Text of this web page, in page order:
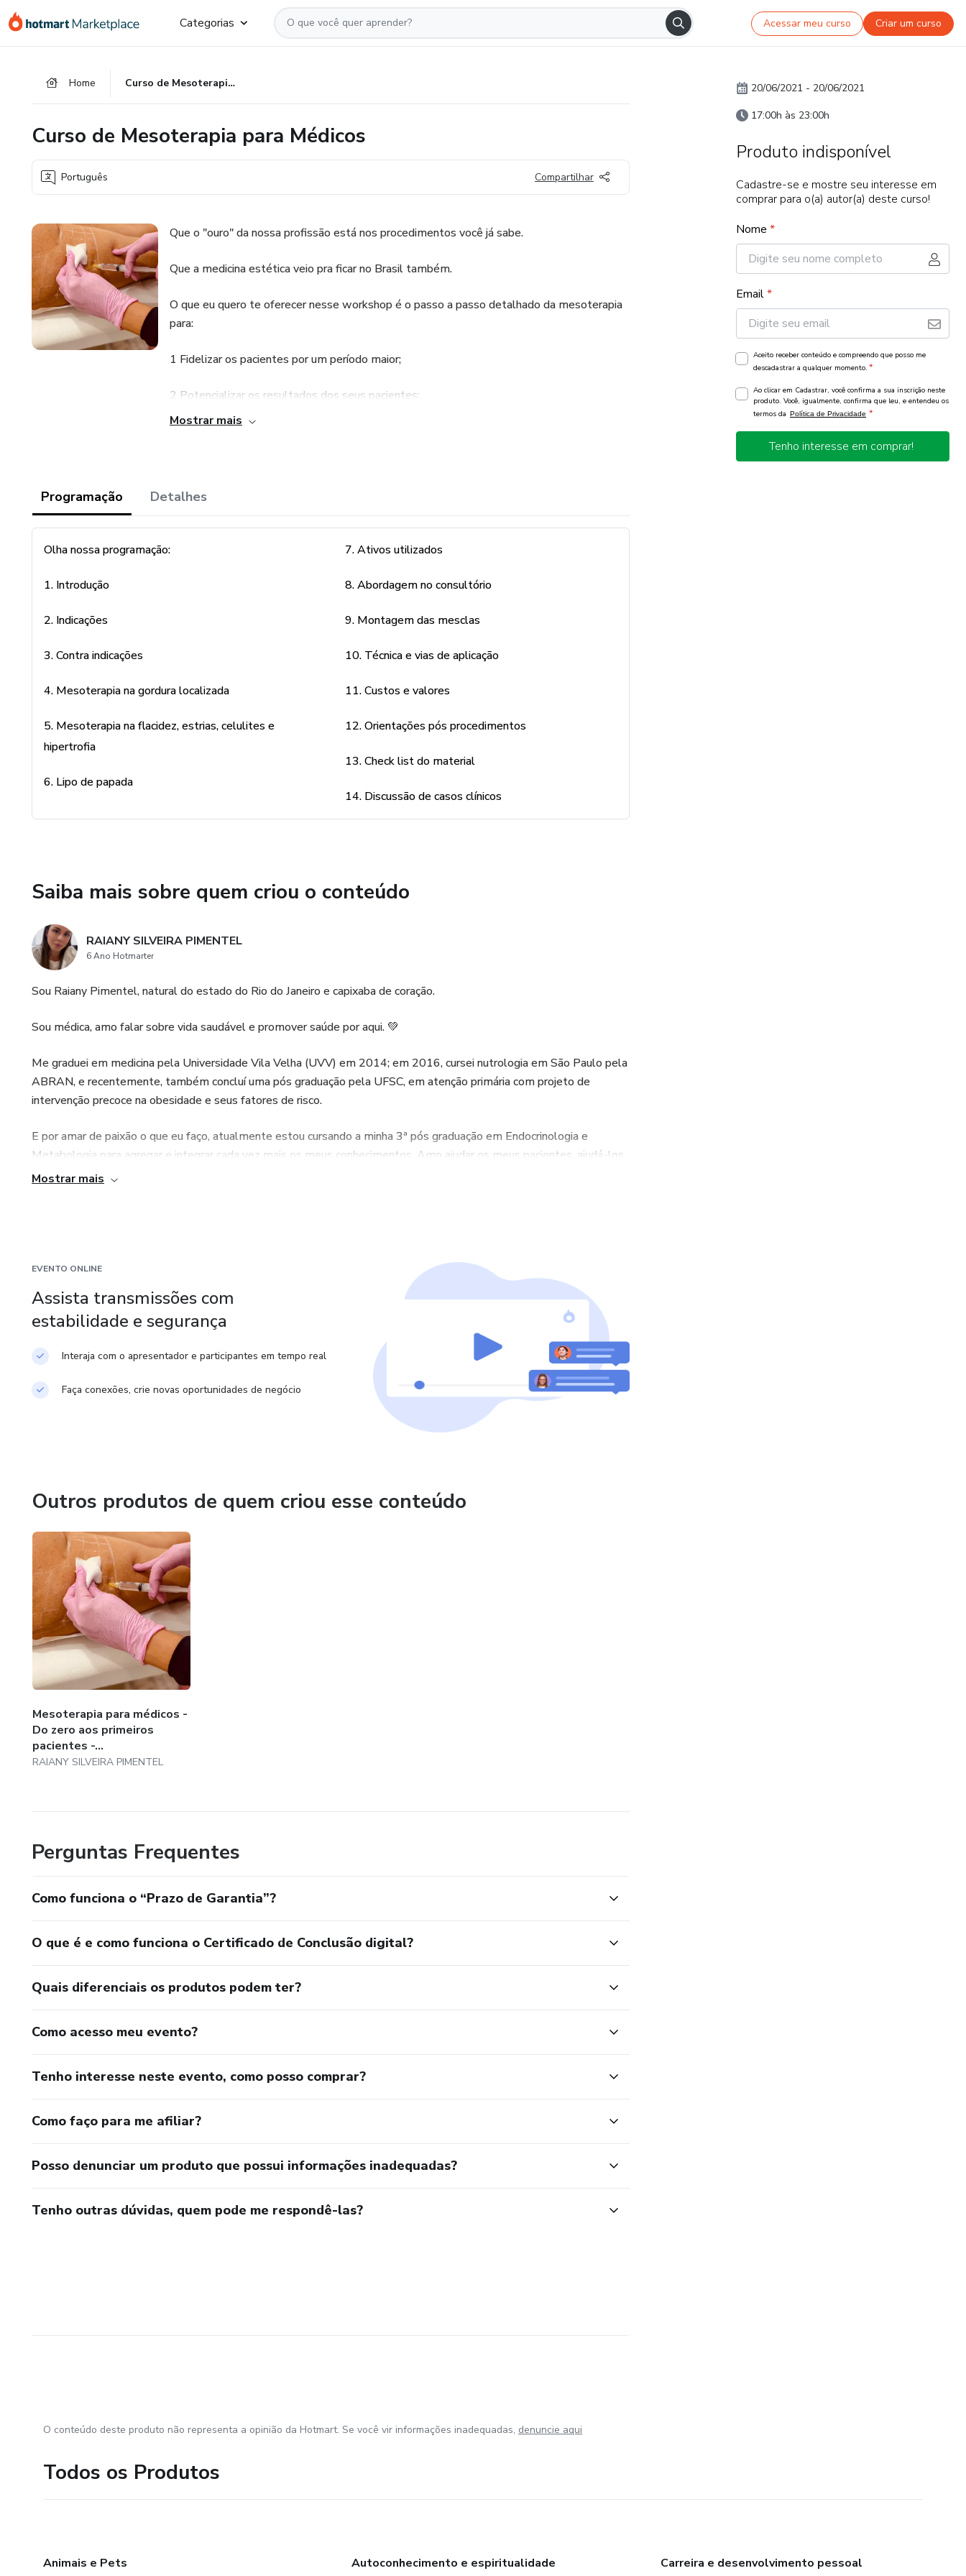
para
para
para
Categorias Acessar meu curso Criar um curso
Home Curso de Mesoterapia para Médicos
Curso de Mesoterapia para Médicos
Português Compartilhar
Que o "ouro" da nossa profissão está nos procedimentos você já sabe.
Que a medicina estética veio pra ficar no Brasil também.
O que eu quero te oferecer nesse workshop é o passo a passo detalhado da mesoterapia
para:
1 Fidelizar os pacientes por um período maior;
2 Potencializar os resultados dos seus pacientes;
E fica ainda melhor, se você cobrar o menor valor que eu sugiro no workshop, e em 6
O evento será ao vivo, com um momento destinado a dúvidas e discussão de casos
Vamos manter todo o conteúdo à sua disposição por mais um ano, para que você possa
consultar quantas vezes quiser nesse período.
que você possa realizar o seu marketing no seu Instagram e atrair pacientes para o seu
Mostrar mais
Programação Detalhes
Olha nossa programação:
1. Introdução
2. Indicações
3. Contra indicações
4. Mesoterapia na gordura localizada
5. Mesoterapia na flacidez, estrias, celulites e
hipertrofia
6. Lipo de papada
7. Ativos utilizados
8. Abordagem no consultório
9. Montagem das mesclas
10. Técnica e vias de aplicação
11. Custos e valores
12. Orientações pós procedimentos
13. Check list do material
14. Discussão de casos clínicos
Saiba mais sobre quem criou o conteúdo
RAIANY SILVEIRA PIMENTEL
6 Ano Hotmarter
Sou Raiany Pimentel, natural do estado do Rio do Janeiro e capixaba de coração.
Sou médica, amo falar sobre vida saudável e promover saúde por aqui. 💚
Me graduei em medicina pela Universidade Vila Velha (UVV) em 2014; em 2016, cursei nutrologia em São Paulo pela
ABRAN, e recentemente, também concluí uma pós graduação pela UFSC, em atenção primária com projeto de
intervenção precoce na obesidade e seus fatores de risco.
E por amar de paixão o que eu faço, atualmente estou cursando a minha 3ª pós graduação em Endocrinologia e
Metabologia para agregar e integrar cada vez mais os meus conhecimentos. Amo ajudar os meus pacientes, ajudá-los
no processo de emagrecimento e também a se livrarem dos sintomas relacionados à obesidade, como: falta de libido,
Mostrar mais
EVENTO ONLINE
Assista transmissões com
estabilidade e segurança
Interaja com o apresentador e participantes em tempo real
Faça conexões, crie novas oportunidades de negócio
Outros produtos de quem criou esse conteúdo
Mesoterapia para médicos -
Do zero aos primeiros
pacientes -...
RAIANY SILVEIRA PIMENTEL
Perguntas Frequentes
Como funciona o “Prazo de Garantia”?
O que é e como funciona o Certificado de Conclusão digital?
Quais diferenciais os produtos podem ter?
Como acesso meu evento?
Tenho interesse neste evento, como posso comprar?
Como faço para me afiliar?
Posso denunciar um produto que possui informações inadequadas?
Tenho outras dúvidas, quem pode me respondê-las?
20/06/2021 - 20/06/2021
17:00h às 23:00h
Produto indisponível
Cadastre-se e mostre seu interesse em
comprar para o(a) autor(a) deste curso!
Nome *
Email*
Aceito receber conteúdo e compreendo que posso me
descadastrar a qualquer momento. *
Ao clicar em Cadastrar, você confirma a sua inscrição neste
produto. Você, igualmente, confirma que leu, e entendeu os
termos da Política de Privacidade *
Tenho interesse em comprar!
O conteúdo deste produto não representa a opinião da Hotmart. Se você vir informações inadequadas, denuncie aqui
Todos os Produtos
Animais e Pets Autoconhecimento e espiritualidade Carreira e desenvolvimento pessoal